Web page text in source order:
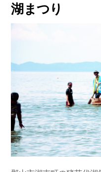
湖まつり